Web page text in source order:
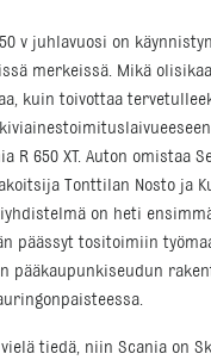
v juhlavuosi on
merkeissä. Mikä
kuin toivottaa
R 650 XT. Auton omistaa
Tonttilan Nosto ja
on heti
päässyt tositoimiin
pääkaupunkiseudun
tiedä, niin Scania on